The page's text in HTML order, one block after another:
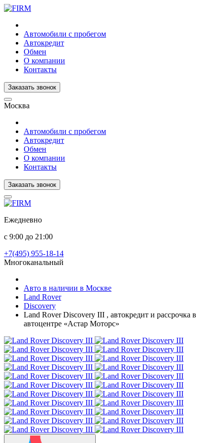
Автомобили с пробегом
Автокредит
Обмен
О компании
Контакты
Заказать звонок
Москва
Автомобили с пробегом
Автокредит
Обмен
О компании
Контакты
Заказать звонок
Ежедневно
с 9:00 до 21:00
+7(495) 955-18-14
Многоканальный
Авто в наличии в Москве
Land Rover
Discovery
Land Rover Discovery III , автокредит и рассрочка в
автоцентре «Астар Моторс»